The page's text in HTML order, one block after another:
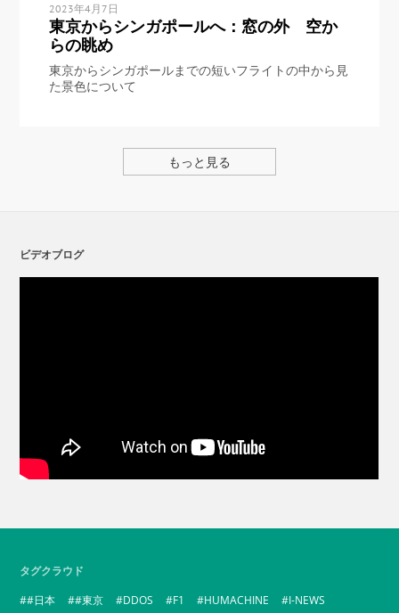
2023年4月7日
東京からシンガポールへ：窓の外 空か
らの眺め
東京からシンガポールまでの短いフライトの中から見
た景色について
もっと見る
ビデオブログ
タグクラウド
#日本
#東京 DDOS F1 HUMACHINE
I-NEWS